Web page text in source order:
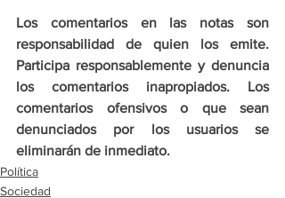
Los comentarios en las notas son
responsabilidad de quien los emite.
Participa responsablemente y denuncia
los comentarios inapropiados. Los
comentarios ofensivos o que sean
denunciados por los usuarios se
eliminarán de inmediato.
Política
Sociedad